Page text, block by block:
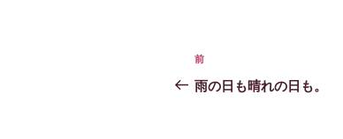
投
稿
前
の
前
雨の日も晴れの日も。